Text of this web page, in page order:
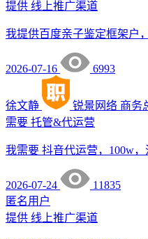
提供 线上推广渠道
我提供百度亲子鉴定框架户
2026-07-16 6993
徐文静 锐景网络 商务
需要 托管&代运营
我需要 抖音代运营，100w
2026-07-24
11835
匿名用户
提供 线上推广渠道